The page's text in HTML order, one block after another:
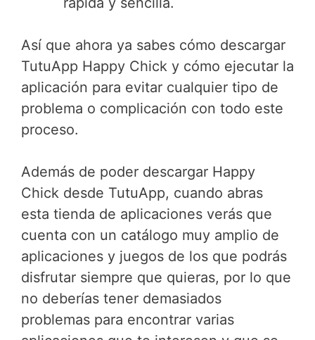
Así que ahora ya sabes cómo descargar
TutuApp Happy Chick y cómo ejecutar la
aplicación para evitar cualquier tipo de
problema o complicación con todo este
proceso.
Además de poder descargar Happy
Chick desde TutuApp, cuando abras
esta tienda de aplicaciones verás que
cuenta con un catálogo muy amplio de
aplicaciones y juegos de los que podrás
disfrutar siempre que quieras, por lo que
no deberías tener demasiados
problemas para encontrar varias